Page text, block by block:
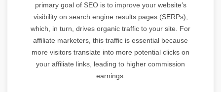
primary goal of SEO is to improve your website’s
visibility on search engine results pages (SERPs),
which, in turn, drives organic traffic to your site. For
affiliate marketers, this traffic is essential because
more visitors translate into more potential clicks on
your affiliate links, leading to higher commission
earnings.